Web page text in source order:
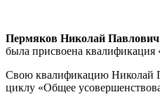
Пермяков Николай Павлович
была присвоена квалификация
Свою квалификацию Николай
циклу «Общее